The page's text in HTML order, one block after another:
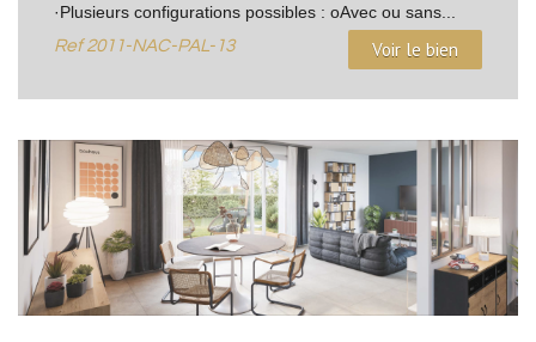
·Plusieurs configurations possibles : oAvec ou sans...
Ref2011-NAC-PAL-13 Voir le bien